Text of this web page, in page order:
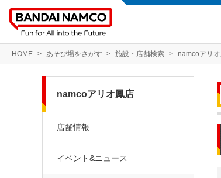
HOME あそび場をさがす 施設・店舗検索 namcoアリ
namcoアリオ鳳店
店舗情報
イベント&ニュース